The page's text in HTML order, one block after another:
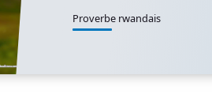
Proverbe rwandais